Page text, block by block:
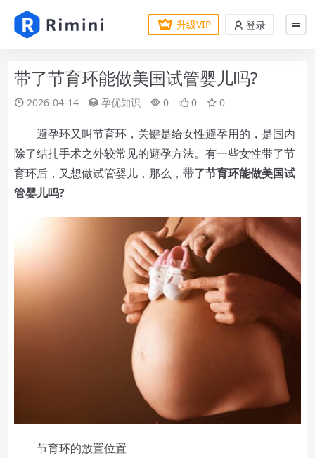
升级VIP 登录
带了节育环能做美国试管婴儿吗?
2026-04-14 孕优知识 0 0 0
避孕环又叫节育环，关键是给女性避孕用的，是国内
除了结扎手术之外较常见的避孕方法。有一些女性带了节
育环后，又想做试管婴儿，那么， 带了节育环能做美国试
管婴儿吗?
节育环的放置位置